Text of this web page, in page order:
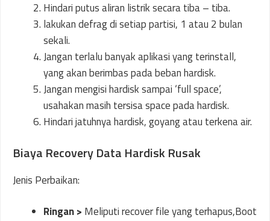
Hindari putus aliran listrik secara tiba – tiba.
lakukan defrag di setiap partisi, 1 atau 2 bulan
sekali.
Jangan terlalu banyak aplikasi yang terinstall,
yang akan berimbas pada beban hardisk.
Jangan mengisi hardisk sampai ‘full space’,
usahakan masih tersisa space pada hardisk.
Hindari jatuhnya hardisk, goyang atau terkena air.
Biaya Recovery Data Hardisk Rusak
Jenis Perbaikan:
Ringan > Meliputi recover file yang terhapus,Boot